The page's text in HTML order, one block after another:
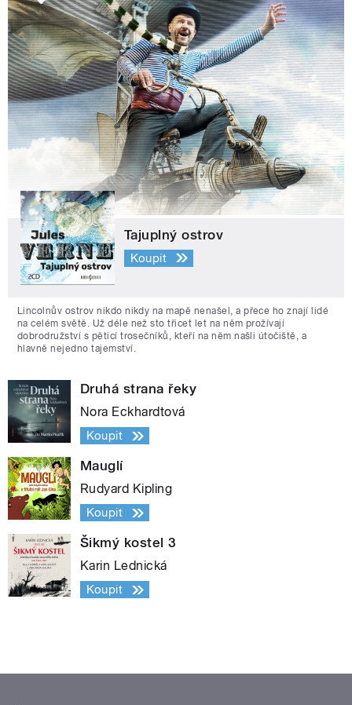
Tajuplný ostrov
Koupit
Lincolnův ostrov nikdo nikdy na mapě nenašel, a přece ho znají lidé
na celém světě. Už déle než sto třicet let na něm prožívají
dobrodružství s pěticí trosečníků, kteří na něm našli útočiště, a
hlavně nejedno tajemství.
Druhá strana řeky
Nora Eckhardtová
Koupit
Mauglí
Rudyard Kipling
Koupit
Šikmý kostel 3
Karin Lednická
Koupit